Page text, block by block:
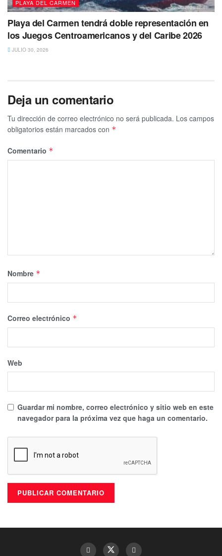
PLAYA DEL CARMEN
Playa del Carmen tendrá doble representación en
los Juegos Centroamericanos y del Caribe 2026
JULIO 30, 2026
Deja un comentario
Tu dirección de correo electrónico no será publicada. Los campos
obligatorios están marcados con *
Comentario *
Nombre *
Correo electrónico *
Web
Guardar mi nombre, correo electrónico y sitio web en este
navegador para la próxima vez que haga un comentario.